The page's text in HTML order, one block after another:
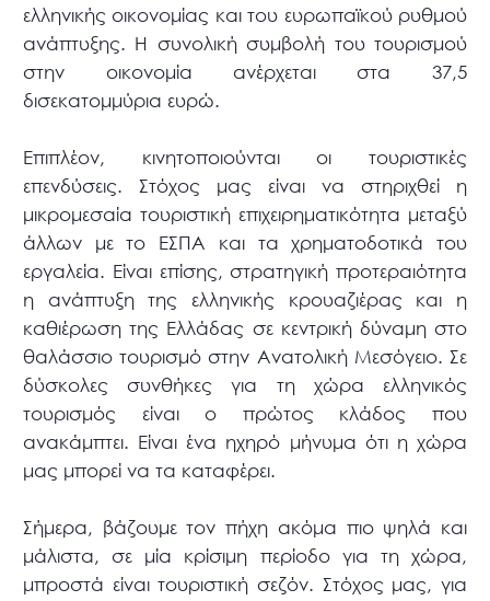
ελληνικής οικονομίας και του ευρωπαϊκού ρυθμού
ανάπτυξης. Η συνολική συμβολή του τουρισμού
στην οικονομία ανέρχεται στα 37,5
δισεκατομμύρια ευρώ.
Επιπλέον, κινητοποιούνται οι τουριστικές
επενδύσεις. Στόχος μας είναι να στηριχθεί η
μικρομεσαία τουριστική επιχειρηματικότητα μεταξύ
άλλων με το ΕΣΠΑ και τα χρηματοδοτικά του
εργαλεία. Είναι επίσης, στρατηγική προτεραιότητα
η ανάπτυξη της ελληνικής κρουαζιέρας και η
καθιέρωση της Ελλάδας σε κεντρική δύναμη στο
θαλάσσιο τουρισμό στην Ανατολική Μεσόγειο. Σε
δύσκολες συνθήκες για τη χώρα ελληνικός
τουρισμός είναι ο πρώτος κλάδος που
ανακάμπτει. Είναι ένα ηχηρό μήνυμα ότι η χώρα
μας μπορεί να τα καταφέρει.
Σήμερα, βάζουμε τον πήχη ακόμα πιο ψηλά και
μάλιστα, σε μία κρίσιμη περίοδο για τη χώρα,
μπροστά είναι τουριστική σεζόν. Στόχος μας, για